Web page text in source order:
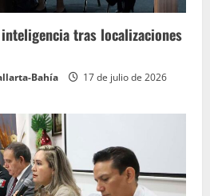
tras localizaciones
Bahía 17 de julio de 2026